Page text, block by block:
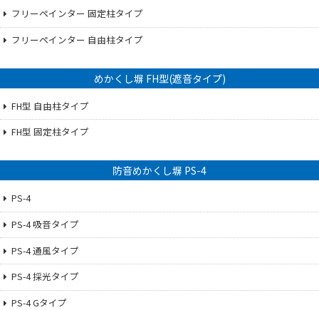
フリーペインター 固定柱タイプ
フリーペインター 自由柱タイプ
めかくし塀 FH型(遮音タイプ)
FH型 自由柱タイプ
FH型 固定柱タイプ
防音めかくし塀 PS-4
PS-4
PS-4 吸音タイプ
PS-4 通風タイプ
PS-4 採光タイプ
PS-4 Gタイプ